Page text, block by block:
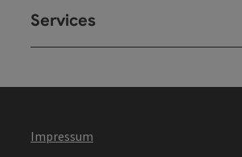
Services
Impressum